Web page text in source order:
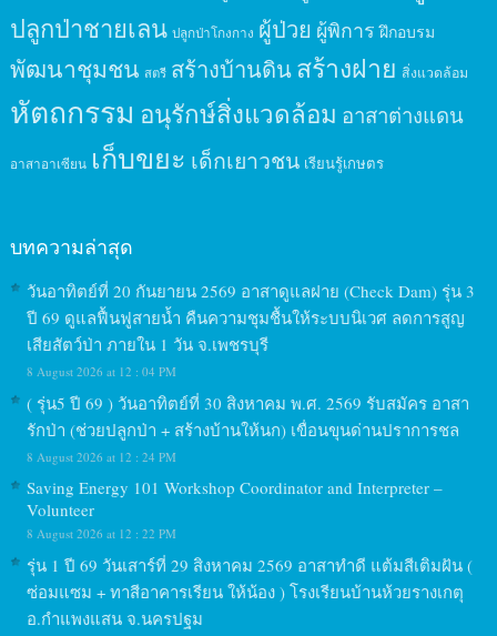
ปลูกป่าชายเลน ปลูกป่าโกงกาง ผู้ป่วย ผู้พิการ ฝึกอบรม
พัฒนาชุมชน สตรี สร้างบ้านดินสร้างฝาย สิ่งแวดล้อม
หัตถกรรม อนุรักษ์สิ่งแวดล้อม อาสาต่างแดน
อาสาอาเซียน เก็บขยะ เด็กเยาวชน เรียนรู้เกษตร
บทความล่าสุด
วันอาทิตย์ที่ 20 กันยายน 2569 อาสาดูแลฝาย (Check Dam) รุ่น 3
ปี 69 ดูแลฟื้นฟูสายน้ำ คืนความชุมชื้นให้ระบบนิเวศ ลดการสูญ
เสียสัตว์ป่า ภายใน 1 วัน จ.เพชรบุรี
8 August 2026 at 12 : 04 PM
( รุ่น5 ปี 69 ) วันอาทิตย์ที่ 30 สิงหาคม พ.ศ. 2569 รับสมัคร อาสา
รักป่า (ช่วยปลูกป่า + สร้างบ้านให้นก) เขื่อนขุนด่านปราการชล
8 August 2026 at 12 : 24 PM
Saving Energy 101 Workshop Coordinator and Interpreter –
Volunteer
8 August 2026 at 12 : 22 PM
รุ่น 1 ปี 69 วันเสาร์ที่ 29 สิงหาคม 2569 อาสาทำดี แต้มสีเติมฝัน (
ซ่อมแซม + ทาสีอาคารเรียน ให้น้อง ) โรงเรียนบ้านห้วยรางเกตุ
อ.กำแพงแสน จ.นครปฐม